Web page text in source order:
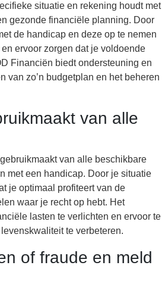
situatie en rekening houdt met
gezonde financiële planning. Door
de handicap en deze op te nemen
ervoor zorgen dat je voldoende
Financiën biedt ondersteuning en
van zo’n budgetplan en het beheren
van alle
van alle beschikbare
met een handicap. Door je situatie
je optimaal profiteert van de
waar je recht op hebt. Het
lasten te verlichten en ervoor te
te verbeteren.
of fraude en meld